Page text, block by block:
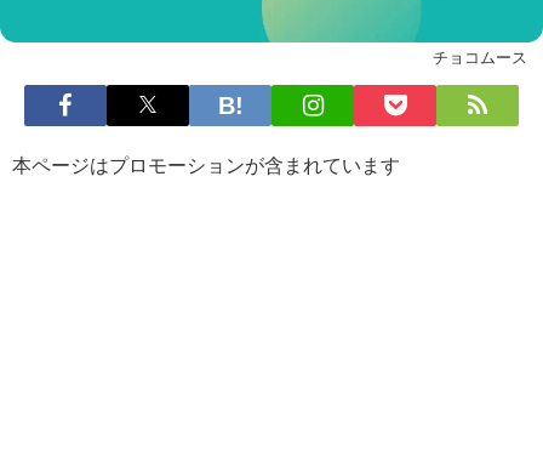
チョコムース
本ページはプロモーションが含まれています